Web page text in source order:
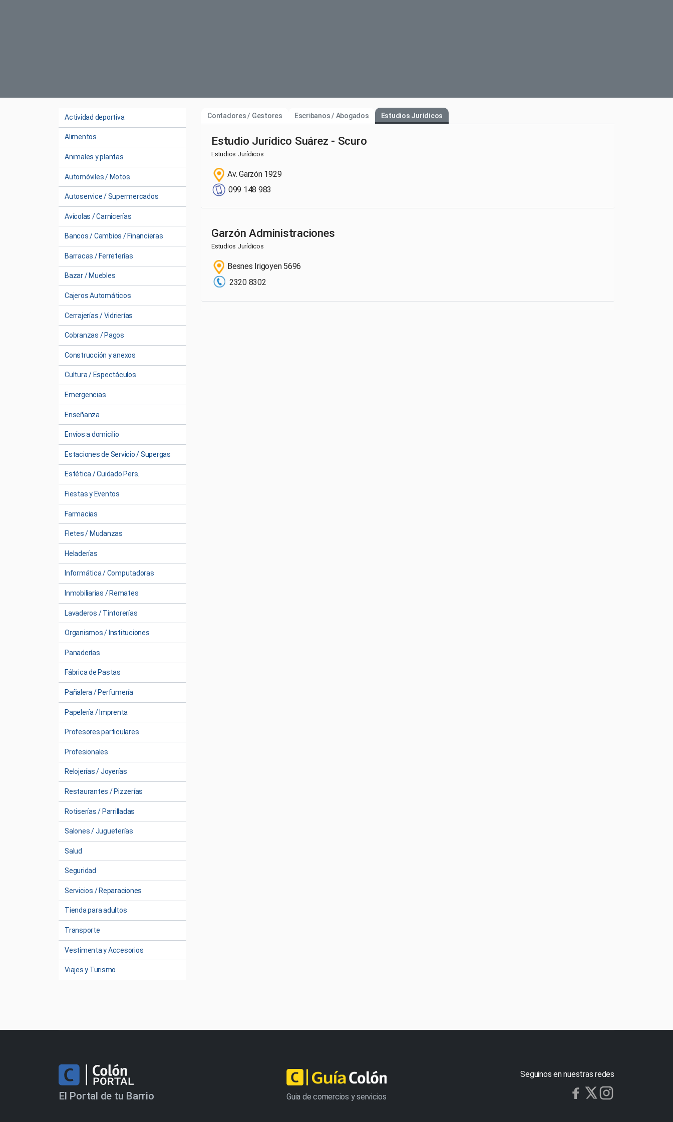
Actividad deportiva
Alimentos
Animales y plantas
Automóviles / Motos
Autoservice / Supermercados
Avícolas / Carnicerías
Bancos / Cambios / Financieras
Barracas / Ferreterías
Bazar / Muebles
Cajeros Automáticos
Cerrajerías / Vidrierías
Cobranzas / Pagos
Construcción y anexos
Cultura / Espectáculos
Emergencias
Enseñanza
Envíos a domicilio
Estaciones de Servicio / Supergas
Estética / Cuidado Pers.
Fiestas y Eventos
Farmacias
Fletes / Mudanzas
Heladerías
Informática / Computadoras
Inmobiliarias / Remates
Lavaderos / Tintorerías
Organismos / Instituciones
Panaderías
Fábrica de Pastas
Pañalera / Perfumería
Papelería / Imprenta
Profesores particulares
Profesionales
Relojerías / Joyerías
Restaurantes / Pizzerías
Rotiserías / Parrilladas
Salones / Jugueterías
Salud
Seguridad
Servicios / Reparaciones
Tienda para adultos
Transporte
Vestimenta y Accesorios
Viajes y Turismo
Contadores / Gestores Escribanos / Abogados Estudios Jurídicos
Estudio Jurídico Suárez - Scuro
Estudios Jurídicos
Av. Garzón 1929
099 148 983
Garzón Administraciones
Estudios Jurídicos
Besnes Irigoyen 5696
2320 8302
El Portal de tu Barrio Guia de comercios y servicios
Seguinos en nuestras redes